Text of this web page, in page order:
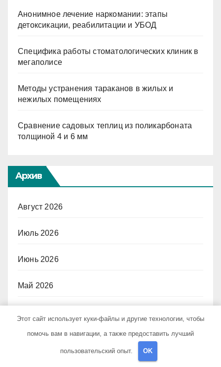
Анонимное лечение наркомании: этапы
детоксикации, реабилитации и УБОД
Специфика работы стоматологических клиник в
мегаполисе
Методы устранения тараканов в жилых и
нежилых помещениях
Сравнение садовых теплиц из поликарбоната
толщиной 4 и 6 мм
Архив
Август 2026
Июль 2026
Июнь 2026
Май 2026
Март 2026
Этот сайт использует куки-файлы и другие технологии, чтобы
помочь вам в навигации, а также предоставить лучший
пользовательский опыт. OK